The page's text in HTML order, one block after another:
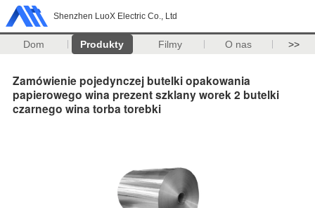
Shenzhen LuoX Electric Co., Ltd
Dom Produkty Filmy O nas >>
Zamówienie pojedynczej butelki opakowania
papierowego wina prezent szklany worek 2 butelki
czarnego wina torba torebki